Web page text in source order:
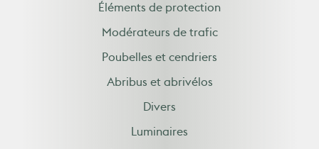
Éléments de protection
Modérateurs de trafic
Poubelles et cendriers
Abribus et abrivélos
Divers
Luminaires